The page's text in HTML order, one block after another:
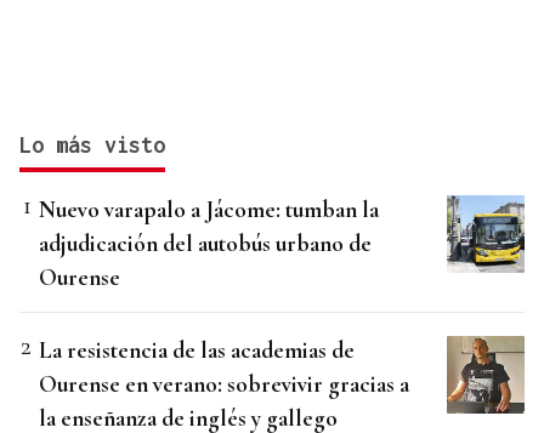
Lo más visto
Nuevo varapalo a Jácome: tumban la
adjudicación del autobús urbano de
Ourense
La resistencia de las academias de
Ourense en verano: sobrevivir gracias a
la enseñanza de inglés y gallego